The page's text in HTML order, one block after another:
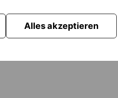
Alles akzeptieren